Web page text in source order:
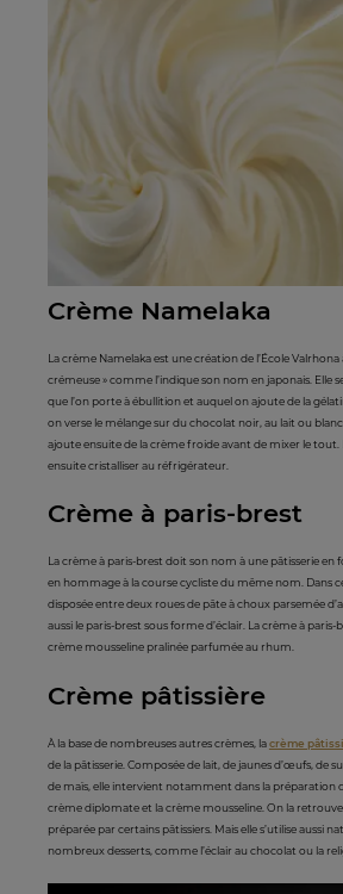
Crème Namelaka
La crème Namelaka est une création de l’École
crémeuse » comme l’indique son nom en japonais. Elle
que l’on porte à ébullition et auquel on ajoute de la
on verse le mélange sur du chocolat noir, au lait ou
ajoute ensuite de la crème froide avant de mixer le tout.
ensuite cristalliser au réfrigérateur.
Crème à paris-brest
La crème à paris-brest doit son nom à une pâtisserie en
en hommage à la course cycliste du même nom. Dans
disposée entre deux roues de pâte à choux parsemée
aussi le paris-brest sous forme d’éclair. La crème à paris-
crème mousseline pralinée parfumée au rhum.
Crème pâtissière
À la base de nombreuses autres crèmes, lacrème
de la pâtisserie. Composée de lait, de jaunes d’œufs, de
de maïs, elle intervient notamment dans la préparation
crème diplomate et la crème mousseline. On la
préparée par certains pâtissiers. Mais elle s’utilise aussi
nombreux desserts, comme l’éclair au chocolat ou la